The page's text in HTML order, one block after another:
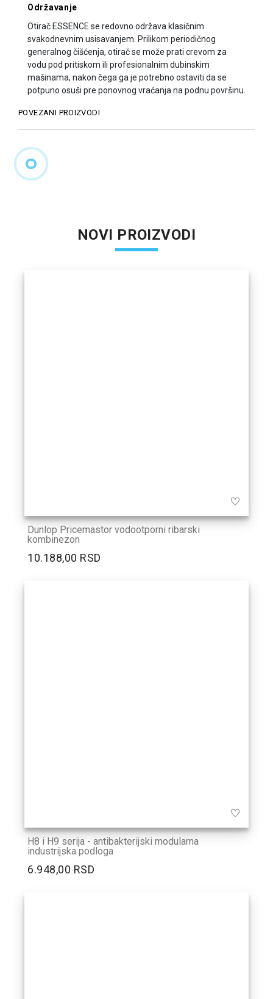
Održavanje
Otirač ESSENCE se redovno održava klasičnim
svakodnevnim usisavanjem. Prilikom periodičnog
generalnog čišćenja, otirač se može prati crevom za
vodu pod pritiskom ili profesionalnim dubinskim
mašinama, nakon čega ga je potrebno ostaviti da se
potpuno osuši pre ponovnog vraćanja na podnu površinu.
POVEZANI PROIZVODI
NOVI PROIZVODI
Dunlop Pricemastor vodootporni ribarski
kombinezon
10.188,00 RSD
H8 i H9 serija - antibakterijski modularna
industrijska podloga
6.948,00 RSD